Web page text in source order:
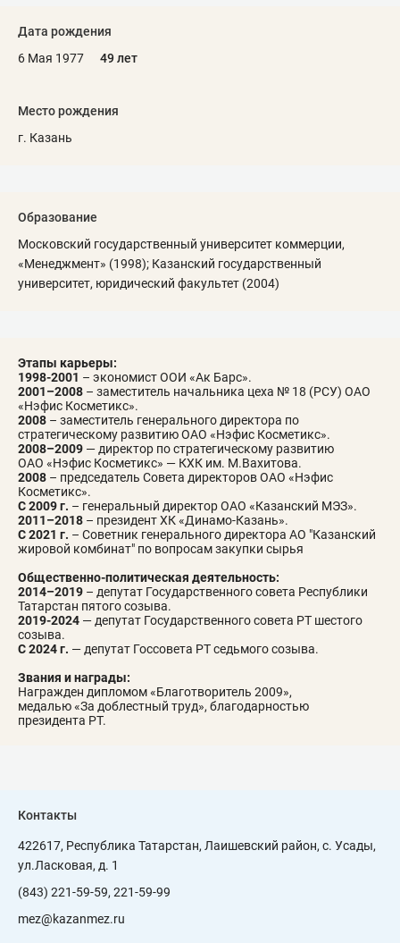
Дата рождения
6 Мая 1977
49 лет
Место рождения
г. Казань
Образование
Московский государственный университет коммерции,
«Менеджмент» (1998); Казанский государственный
университет, юридический факультет (2004)
Этапы карьеры:
1998-2001 – экономист ООИ «Ак Барс».
2001–2008 – заместитель начальника цеха № 18 (РСУ) ОАО
«Нэфис Косметикс».
2008 – заместитель генерального директора по
стратегическому развитию ОАО «Нэфис Косметикс».
2008–2009 — директор по стратегическому развитию
ОАО «Нэфис Косметикс» — КХК им. М.Вахитова.
2008 – председатель Совета директоров ОАО «Нэфис
Косметикс».
С 2009 г. – генеральный директор ОАО «Казанский МЭЗ».
2011–2018 – президент ХК «Динамо-Казань».
С 2021 г. – Советник генерального директора АО "Казанский
жировой комбинат" по вопросам закупки сырья
Общественно-политическая деятельность:
2014–2019 – депутат Государственного совета Республики
Татарстан пятого созыва.
2019-2024 — депутат Государственного совета РТ шестого
созыва.
С 2024 г. — депутат Госсовета РТ седьмого созыва.
Звания и награды:
Награжден дипломом «Благотворитель 2009»,
медалью «За доблестный труд», благодарностью
президента РТ.
Контакты
422617, Республика Татарстан, Лаишевский район, с. Усады,
ул.Ласковая, д. 1
(843) 221-59-59, 221-59-99
mez@kazanmez.ru